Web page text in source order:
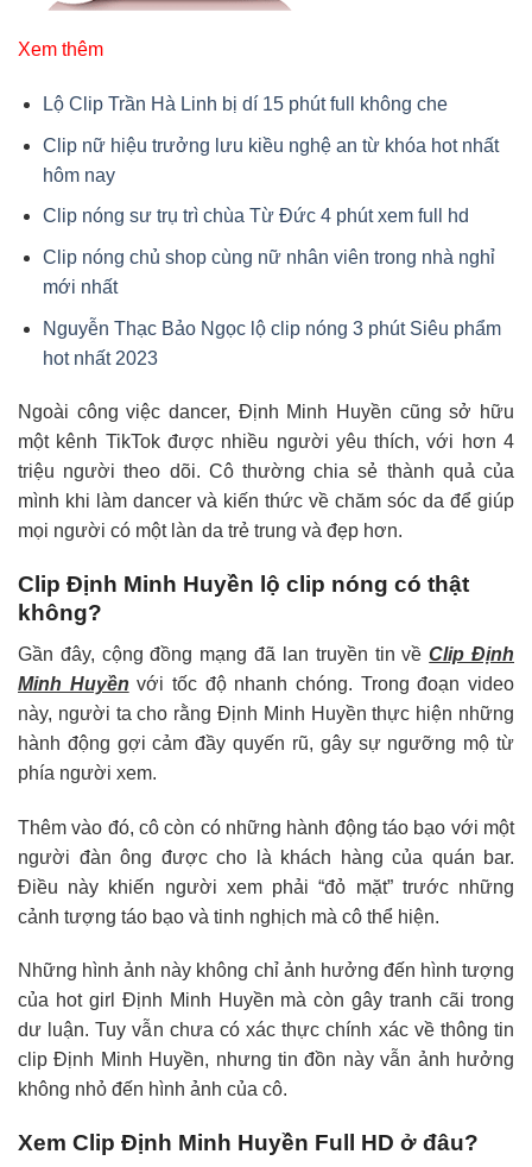
Xem thêm
Lộ Clip Trần Hà Linh bị dí 15 phút full không che
Clip nữ hiệu trưởng lưu kiều nghệ an từ khóa hot nhất
hôm nay
Clip nóng sư trụ trì chùa Từ Đức 4 phút xem full hd
Clip nóng chủ shop cùng nữ nhân viên trong nhà nghỉ
mới nhất
Nguyễn Thạc Bảo Ngọc lộ clip nóng 3 phút Siêu phẩm
hot nhất 2023
Ngoài công việc dancer, Định Minh Huyền cũng sở hữu
một kênh TikTok được nhiều người yêu thích, với hơn 4
triệu người theo dõi. Cô thường chia sẻ thành quả của
mình khi làm dancer và kiến thức về chăm sóc da để giúp
mọi người có một làn da trẻ trung và đẹp hơn.
Clip Định Minh Huyền lộ clip nóng có thật
không?
Gần đây, cộng đồng mạng đã lan truyền tin vềClip Định
Minh Huyền với tốc độ nhanh chóng. Trong đoạn video
này, người ta cho rằng Định Minh Huyền thực hiện những
hành động gợi cảm đầy quyến rũ, gây sự ngưỡng mộ từ
phía người xem.
Thêm vào đó, cô còn có những hành động táo bạo với một
người đàn ông được cho là khách hàng của quán bar.
Điều này khiến người xem phải “đỏ mặt” trước những
cảnh tượng táo bạo và tinh nghịch mà cô thể hiện.
Những hình ảnh này không chỉ ảnh hưởng đến hình tượng
của hot girl Định Minh Huyền mà còn gây tranh cãi trong
dư luận. Tuy vẫn chưa có xác thực chính xác về thông tin
clip Định Minh Huyền, nhưng tin đồn này vẫn ảnh hưởng
không nhỏ đến hình ảnh của cô.
Xem Clip Định Minh Huyền Full HD ở đâu?